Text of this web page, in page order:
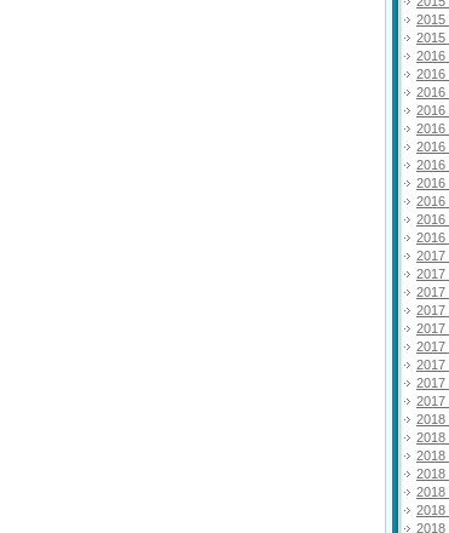
2015
2015
2016
2016
2016
2016
2016
2016
2016
2016
2016
2016
2017
2017
2017
2017
2017
2017
2017
2017
2018
2018
2018
2018
2018
2018
2018